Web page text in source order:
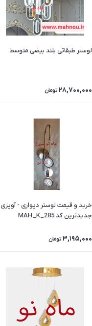
لوستر طبقاتی بلند بیضی متوسط
28,700,000 تومان
خرید و قیمت لوستر دیواری - آویزی
جدیدترین کد MAH_K_285
3,195,000 تومان